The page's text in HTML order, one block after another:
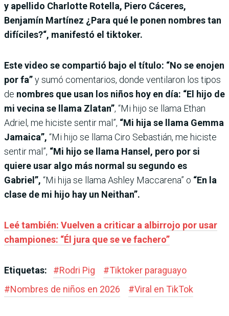
y apellido Charlotte Rotella, Piero Cáceres,
Benjamín Martínez ¿Para qué le ponen nombres tan
difíciles?“, manifestó el tiktoker.
Este video se compartió bajo el título: “No se enojen
por fa”y sumó comentarios, donde ventilaron los tipos
de nombres que usan los niños hoy en día: “El hijo de
mi vecina se llama Zlatan”, “Mi hijo se llama Ethan
Adriel, me hiciste sentir mal”, “Mi hija se llama Gemma
Jamaica”, “Mi hijo se llama Ciro Sebastián, me hiciste
sentir mal”, “Mi hijo se llama Hansel, pero por si
quiere usar algo más normal su segundo es
Gabriel”, “Mi hija se llama Ashley Maccarena” o “En la
clase de mi hijo hay un Neithan”.
Leé también: Vuelven a criticar a albirrojo por usar
championes: “Él jura que se ve fachero”
Etiquetas: #Rodri Pig #Tiktoker paraguayo
#Nombres de niños en 2026 #Viral en TikTok